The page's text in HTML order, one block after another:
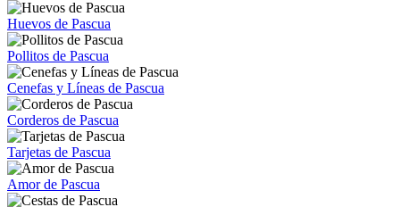
Huevos de Pascua
Pollitos de Pascua
Cenefas y Líneas de Pascua
Corderos de Pascua
Tarjetas de Pascua
Amor de Pascua